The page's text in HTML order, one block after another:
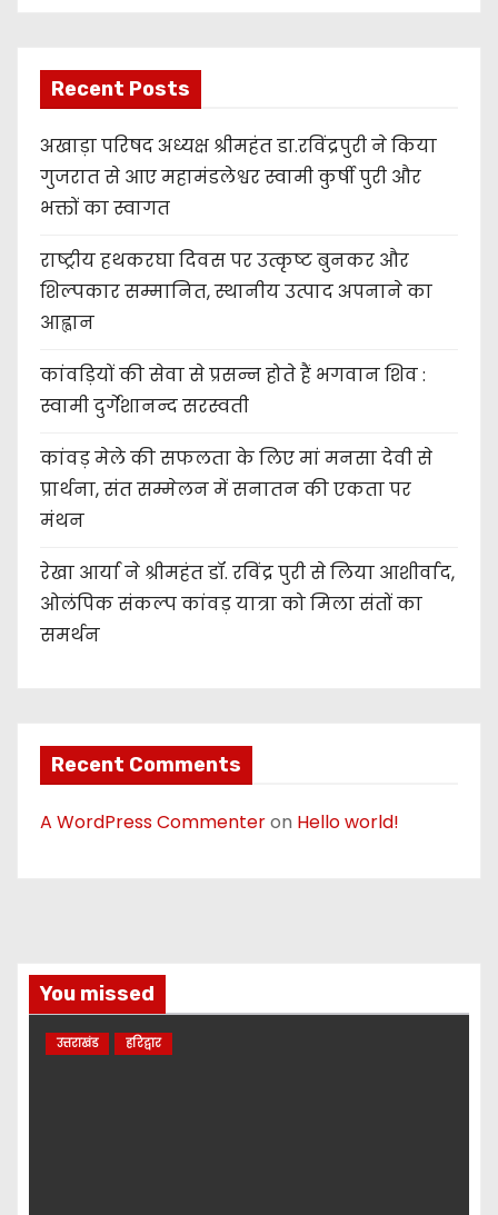
Recent Posts
अखाड़ा परिषद अध्यक्ष श्रीमहंत डा.रविंद्रपुरी ने किया
गुजरात से आए महामंडलेश्वर स्वामी कुर्षी पुरी और
भक्तों का स्वागत
राष्ट्रीय हथकरघा दिवस पर उत्कृष्ट बुनकर और
शिल्पकार सम्मानित, स्थानीय उत्पाद अपनाने का
आह्वान
कांवड़ियों की सेवा से प्रसन्न होते हैं भगवान शिव :
स्वामी दुर्गेशानन्द सरस्वती
कांवड़ मेले की सफलता के लिए मां मनसा देवी से
प्रार्थना, संत सम्मेलन में सनातन की एकता पर
मंथन
रेखा आर्या ने श्रीमहंत डॉ. रविंद्र पुरी से लिया आशीर्वाद,
ओलंपिक संकल्प कांवड़ यात्रा को मिला संतों का
समर्थन
Recent Comments
A WordPress Commenteron Hello world!
You missed
उत्तराखंड हरिद्वार